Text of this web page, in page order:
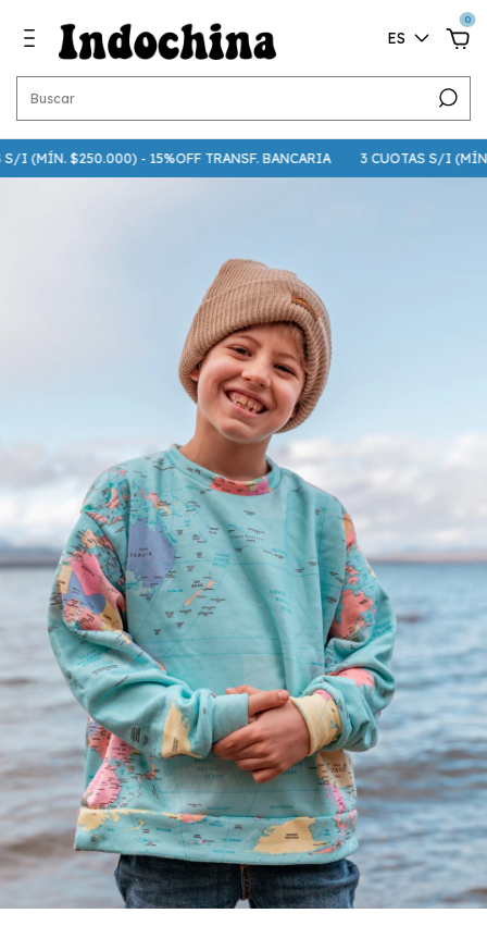
ES
0
$250.000) - 15%OFF TRANSF. BANCARIA 3 CUOTAS S/I (MÍN.